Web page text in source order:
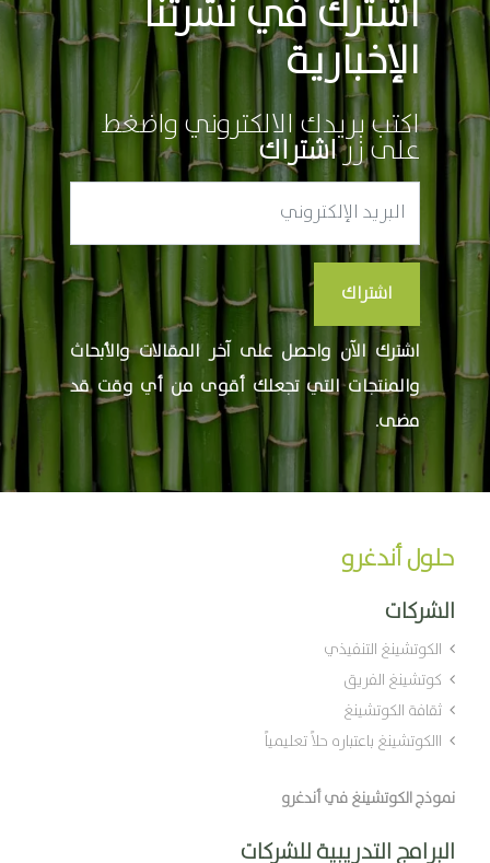
اشترك في نشرتنا
الإخبارية
اكتب بريدك الالكتروني واضغط
على زراشتراك
اشتراك
اشترك الآن واحصل على آخر المقالات والأبحاث
والمنتجات التي تجعلك أقوى من أي وقت قد
مضى.
حلول أندغرو
الشركات
الكوتشينغ التنفيذي
كوتشينغ الفريق
ثقافة الكوتشينغ
االكوتشينغ باعتباره حلاً تعليمياً
نموذج الكوتشينغ في أندغرو
البرامج التدريبية للشركات